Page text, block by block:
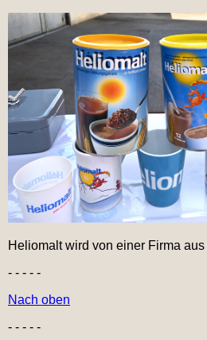
Heliomalt wird von einer Firma
- - - - -
Nach oben
- - - - -